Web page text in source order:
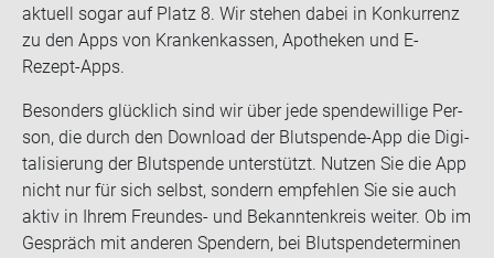
ak­tu­ell sogar auf Platz 8. Wir ste­hen dabei in Kon­kur­renz
zu den Apps von Kran­ken­kas­sen, Apo­the­ken und E-​
Rezept-Apps.
Be­son­ders glück­lich sind wir über jede spen­de­wil­li­ge Per­
son, die durch den Down­load der Blutspende-​App die Di­gi­
ta­li­sie­rung der Blut­spen­de un­ter­stützt. Nut­zen Sie die App
nicht nur für sich selbst, son­dern emp­feh­len Sie sie auch
aktiv in Ihrem Freundes-​ und Be­kann­ten­kreis wei­ter. Ob im
Ge­spräch mit an­de­ren Spen­dern, bei Blut­spen­de­ter­mi­nen